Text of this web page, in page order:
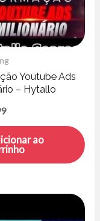
Youtube Ads
– Hytallo
ao